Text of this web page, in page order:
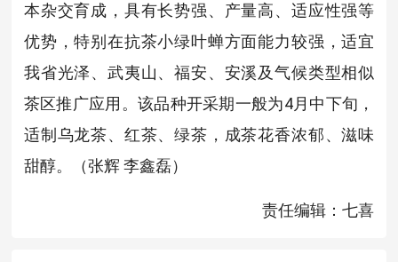
本杂交育成，具有长势强、产量高、适应性强等
优势，特别在抗茶小绿叶蝉方面能力较强，适宜
我省光泽、武夷山、福安、安溪及气候类型相似
茶区推广应用。该品种开采期一般为4月中下旬，
适制乌龙茶、红茶、绿茶，成茶花香浓郁、滋味
甜醇。（张辉 李鑫磊）
责任编辑：七喜